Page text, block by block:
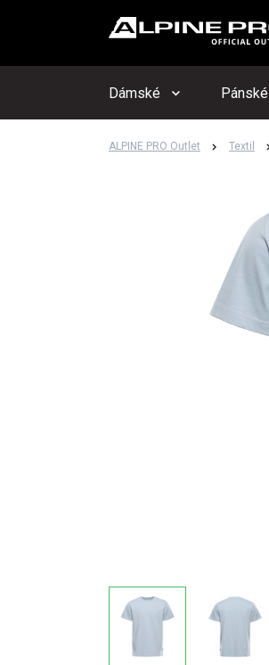
Dámské Pánské
ALPINE PRO Outlet Textil